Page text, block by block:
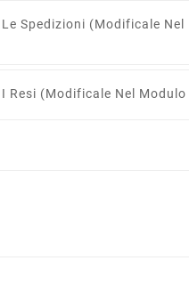
Spedizioni (modificale Nel
Resi (modificale Nel